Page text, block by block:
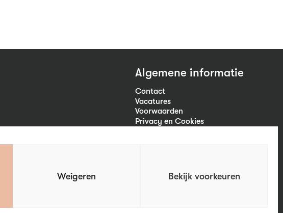
Weigeren Bekijk voorkeuren
Algemene informatie
Contact
Vacatures
Voorwaarden
Privacy en Cookies
Volg ons